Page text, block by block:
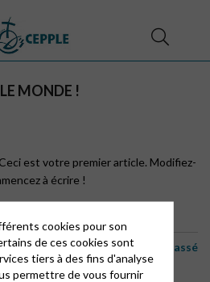
MONDE !
est votre premier article. Modifiez-
à écrire !
Non classé
cookies pour son
de ces cookies sont
tiers à des fins d'analyse
permettre de vous fournir